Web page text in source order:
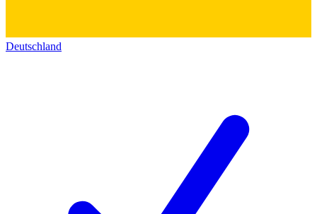
Deutschland